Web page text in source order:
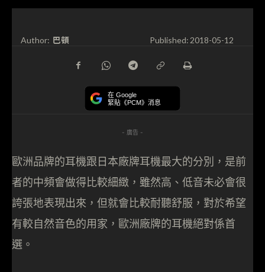
Author: 巴頓 Published:2018-05-12
在 Google
緊貼《PCM》消息
- 廣告 -
歐洲品牌的耳機跟日本廠牌耳機最大的分別，是前
者的中頻會做得比較細緻，雖然高、低音未必會很
誇張地表現出來，但就會比較耐聽舒服，對於希望
有較自然音色的用家，歐洲廠牌的耳機絕對係首
選。